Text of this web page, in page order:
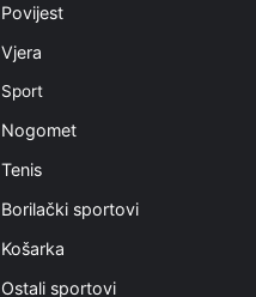
Povijest
Vjera
Sport
Nogomet
Tenis
Borilački sportovi
Košarka
Ostali sportovi